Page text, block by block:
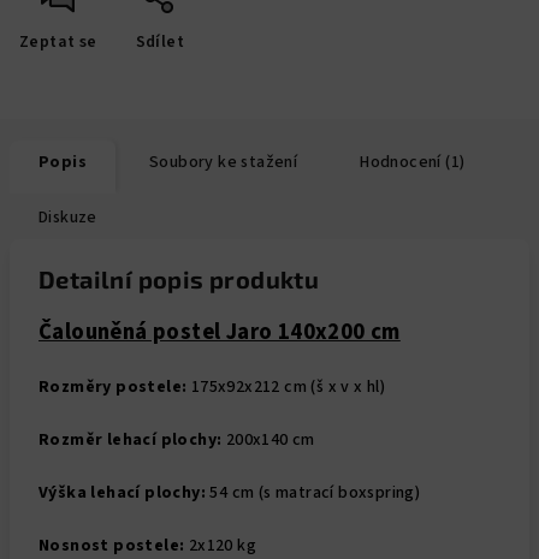
Zeptat se Sdílet
Popis Soubory ke stažení Hodnocení (1)
Diskuze
Detailní popis produktu
Čalouněná postel Jaro 140x200 cm
Rozměry postele: 175x92x212 cm (š x v x hl)
Rozměr lehací plochy: 200x140 cm
Výška lehací plochy: 54 cm (s matrací boxspring)
Nosnost postele: 2x120 kg